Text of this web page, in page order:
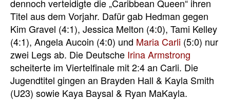
dennoch verteidigte die „Caribbean Queen“ ihren
Titel aus dem Vorjahr. Dafür gab Hedman gegen
Kim Gravel (4:1), Jessica Melton (4:0), Tami Kelley
(4:1), Angela Aucoin (4:0) und Maria Carli (5:0) nur
zwei Legs ab. Die Deutsche Irina Armstrong
scheiterte im Viertelfinale mit 2:4 an Carli. Die
Jugendtitel gingen an Brayden Hall & Kayla Smith
(U23) sowie Kaya Baysal & Ryan MaKayla.